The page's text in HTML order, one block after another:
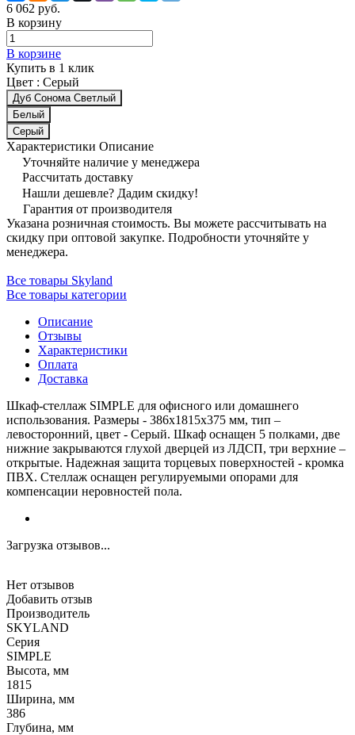
6 062 руб.
В корзину
В корзине
Купить в 1 клик
Цвет : Серый
Дуб Сонома Светлый
Белый
Серый
Характеристики Описание
Уточняйте наличие у менеджера
Рассчитать доставку
Нашли дешевле? Дадим скидку!
Гарантия от производителя
Указана розничная стоимость. Вы можете рассчитывать на
скидку при оптовой закупке. Подробности уточняйте у
менеджера.
Все товары Skyland
Все товары категории
Описание
Отзывы
Характеристики
Оплата
Доставка
Шкаф-стеллаж SIMPLE для офисного или домашнего
использования. Размеры - 386х1815х375 мм, тип –
левосторонний, цвет - Серый. Шкаф оснащен 5 полками, две
нижние закрываются глухой дверцей из ЛДСП, три верхние –
открытые. Надежная защита торцевых поверхностей - кромка
ПВХ. Стеллаж оснащен регулируемыми опорами для
компенсации неровностей пола.
Загрузка отзывов...
Нет отзывов
Добавить отзыв
Производитель
SKYLAND
Серия
SIMPLE
Высота, мм
1815
Ширина, мм
386
Глубина, мм